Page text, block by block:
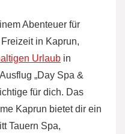
Abenteuer für
in Kaprun,
Urlaub in
„Day Spa &
für dich. Das
Kaprun bietet dir ein
Tauern Spa,